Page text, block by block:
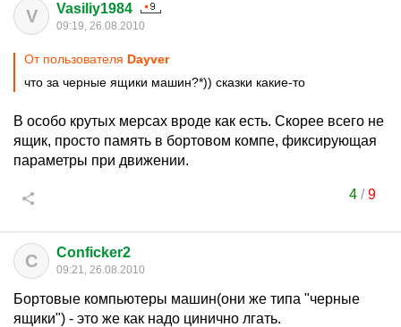
V Vasiliy1984
09:19, 26.08.2010
От пользователя Dayver
что за черные ящики машин?*)) сказки какие-то
В особо крутых мерсах вроде как есть. Скорее всего не
ящик, просто память в бортовом компе, фиксирующая
параметры при движении.
4/9
C Conficker2
09:21, 26.08.2010
Бортовые компьютеры машин(они же типа "черные
ящики") - это же как надо цинично лгать.